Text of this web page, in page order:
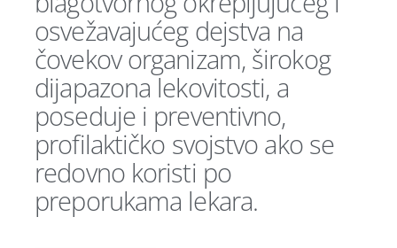
osvežavajućeg dejstva na
čovekov organizam, širokog
dijapazona lekovitosti, a
poseduje i preventivno,
profilaktičko svojstvo ako se
redovno koristi po
preporukama lekara.